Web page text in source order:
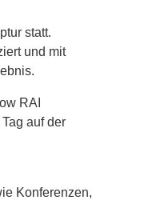
statt.
und mit
RAI
auf der
Konferenzen,